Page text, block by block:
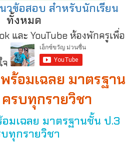
วข้อสอบ สำหรับนักเรียน
ทั้งหมด
และ YouTube ห้องพักครูเพื่อ
ร้อมเฉลย มาตรฐาน
รบทุกรายวิชา
มเฉลย มาตรฐานชั้น ป.3
ทุกรายวิชา